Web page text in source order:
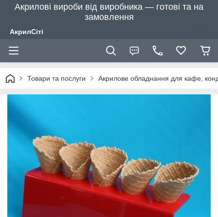
Акрилові вироби від виробника — готові та на
замовлення
АкрилСіті
Товари та послуги Акрилове обладнання для кафе,